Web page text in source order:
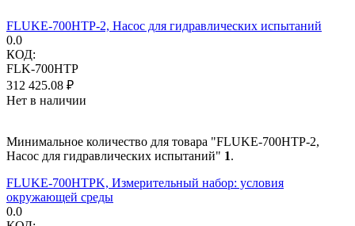
FLUKE-700HTP-2, Насос для гидравлических испытаний
0.0
КОД:
FLK-700HTP
312 425.08 ₽
Нет в наличии
Минимальное количество для товара "FLUKE-700HTP-2,
Насос для гидравлических испытаний" 1.
FLUKE-700HTPK, Измерительный набор: условия
окружающей среды
0.0